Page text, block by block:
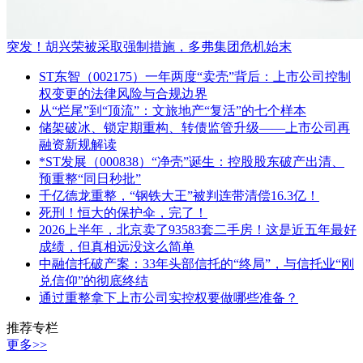
突发！胡兴荣被采取强制措施，多弗集团危机始末
ST东智（002175）一年两度“卖壳”背后：上市公司控制
权变更的法律风险与合规边界
从“烂尾”到“顶流”：文旅地产“复活”的七个样本
储架破冰、锁定期重构、转债监管升级——上市公司再
融资新规解读
*ST发展（000838）“净壳”诞生：控股股东破产出清、
预重整“同日秒批”
千亿德龙重整，“钢铁大王”被判连带清偿16.3亿！
死刑！恒大的保护伞，完了！
2026上半年，北京卖了93583套二手房！这是近五年最好
成绩，但真相远没这么简单
中融信托破产案：33年头部信托的“终局”，与信托业“刚
兑信仰”的彻底终结
通过重整拿下上市公司实控权要做哪些准备？
推荐专栏
更多>>